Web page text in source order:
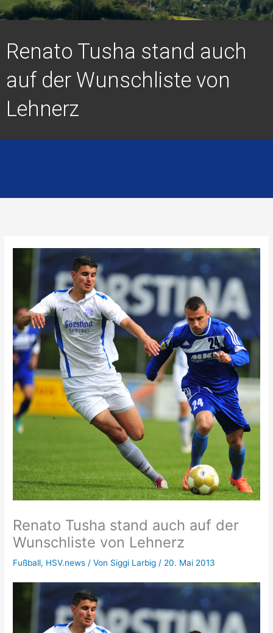
Renato Tusha stand auch
auf der Wunschliste von
Lehnerz
Renato Tusha stand auch auf der
Wunschliste von Lehnerz
Fußball, HSV.news / Von Siggi Larbig / 20. Mai 2013